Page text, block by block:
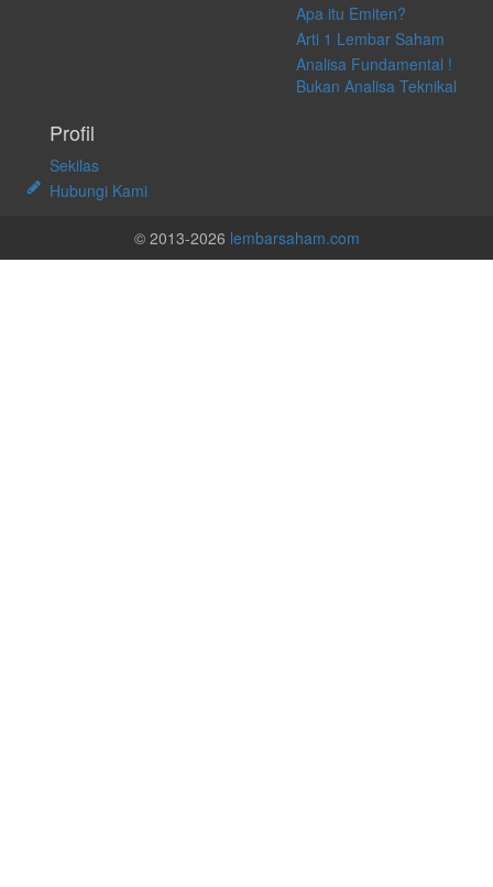
Apa itu Emiten?
Arti 1 Lembar Saham
Analisa Fundamental !
Bukan Analisa Teknikal
Profil
Sekilas
Hubungi Kami
© 2013-2026 lembarsaham.com